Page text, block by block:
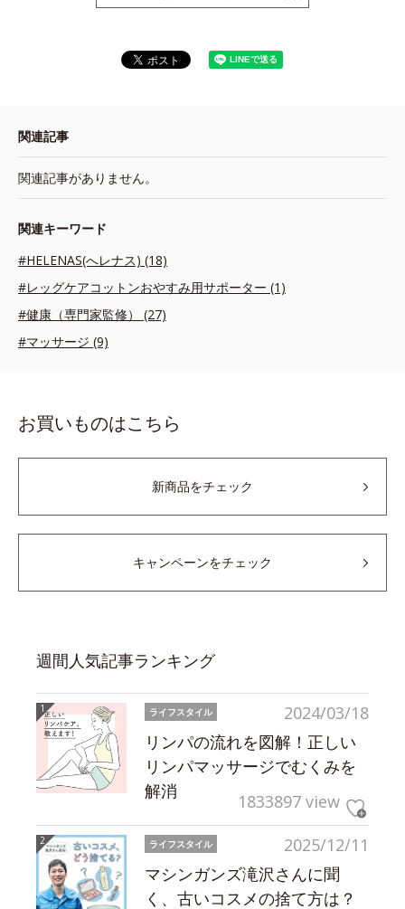
関連記事
関連記事がありません。
関連キーワード
#HELENAS(へレナス) (18)
#レッグケアコットンおやすみ用サポーター (1)
#健康（専門家監修） (27)
#マッサージ (9)
お買いものはこちら
新商品をチェック
キャンペーンをチェック
週間人気記事ランキング
2024/03/18
ライフスタイル
リンパの流れを図解！正しい
リンパマッサージでむくみを
解消
1833897 view
2025/12/11
ライフスタイル
マシンガンズ滝沢さんに聞
く、古いコスメの捨て方は？